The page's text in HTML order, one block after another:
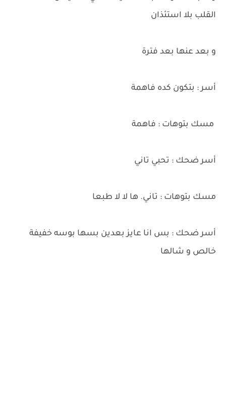
القلب بلا استئذان
و بعد عنها بعد فترة
أسر : بتكون كده فاهمة
مسك بتوهات : فاهمة
أسر ضحك : تحبي تاني
مسك بتوهات : تاني. ها لا لا طبعا
أسر ضحك : بس انا عايز بعدين بسها بوسه خفيفة
خالص و شالها